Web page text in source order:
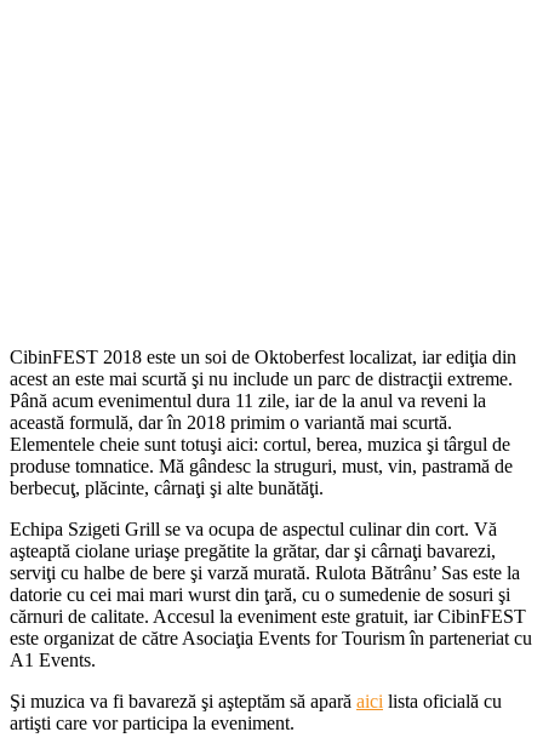
CibinFEST 2018 este un soi de Oktoberfest localizat, iar ediţia din
acest an este mai scurtă şi nu include un parc de distracţii extreme.
Până acum evenimentul dura 11 zile, iar de la anul va reveni la
această formulă, dar în 2018 primim o variantă mai scurtă.
Elementele cheie sunt totuşi aici: cortul, berea, muzica şi târgul de
produse tomnatice. Mă gândesc la struguri, must, vin, pastramă de
berbecuţ, plăcinte, cârnaţi şi alte bunătăţi.
Echipa Szigeti Grill se va ocupa de aspectul culinar din cort. Vă
aşteaptă ciolane uriaşe pregătite la grătar, dar şi cârnaţi bavarezi,
serviţi cu halbe de bere şi varză murată. Rulota Bătrânu’ Sas este la
datorie cu cei mai mari wurst din ţară, cu o sumedenie de sosuri şi
cărnuri de calitate. Accesul la eveniment este gratuit, iar CibinFEST
este organizat de către Asociaţia Events for Tourism în parteneriat cu
A1 Events.
Şi muzica va fi bavareză şi aşteptăm să apară aici lista oficială cu
artişti care vor participa la eveniment.